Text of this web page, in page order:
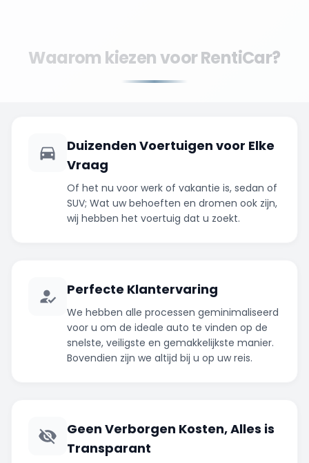
Waarom kiezen voor RentiCar?
Duizenden Voertuigen voor Elke
Vraag
Of het nu voor werk of vakantie is, sedan of
SUV; Wat uw behoeften en dromen ook zijn,
wij hebben het voertuig dat u zoekt.
Perfecte Klantervaring
We hebben alle processen geminimaliseerd
voor u om de ideale auto te vinden op de
snelste, veiligste en gemakkelijkste manier.
Bovendien zijn we altijd bij u op uw reis.
Geen Verborgen Kosten, Alles is
Transparant